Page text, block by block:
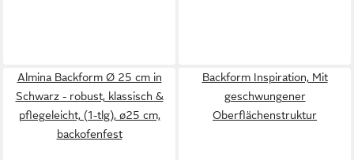
Almina Backform Ø 25 cm in
Schwarz - robust, klassisch &
pflegeleicht, (1-tlg), ø25 cm,
backofenfest
Backform Inspiration, Mit
geschwungener
Oberflächenstruktur